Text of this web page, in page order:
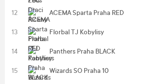
12 ACEMA Sparta Praha RED
13 Florbal TJ Kobylisy
14 Panthers Praha BLACK
15 Wizards SO Praha 10